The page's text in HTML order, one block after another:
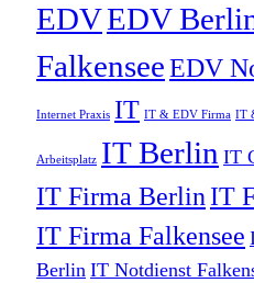
EDVEDV
FalkenseeEDV
Internet Praxis IT IT & EDV Firma IT
Arbeitsplatz IT Berlin IT
IT Firma Berlin IT
IT Firma Falkensee
Berlin IT Notdienst